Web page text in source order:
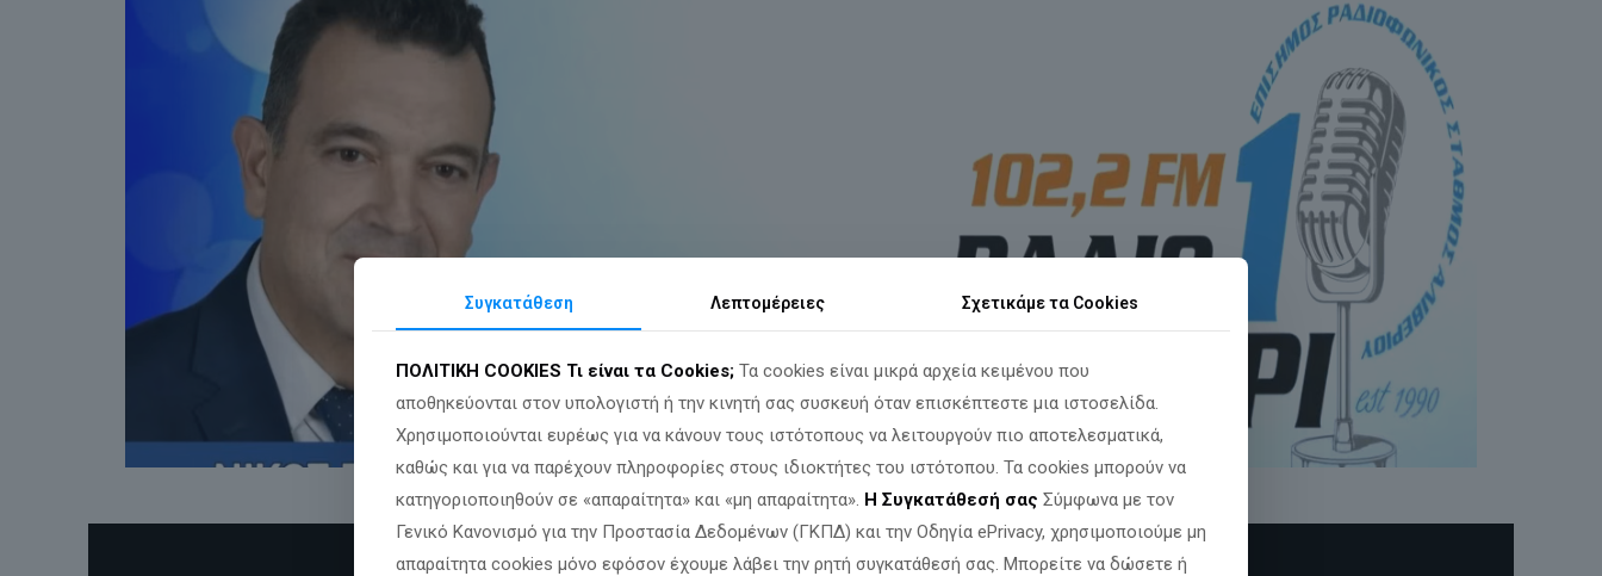
Συγκατάθεση Λεπτομέρειες Σχετικάμε τα Cookies
ΠΟΛΙΤΙΚΗ COOKIES Τι είναι τα Cookies; Τα cookies είναι μικρά αρχεία κειμένου που
αποθηκεύονται στον υπολογιστή ή την κινητή σας συσκευή όταν επισκέπτεστε μια ιστοσελίδα.
Χρησιμοποιούνται ευρέως για να κάνουν τους ιστότοπους να λειτουργούν πιο αποτελεσματικά,
καθώς και για να παρέχουν πληροφορίες στους ιδιοκτήτες του ιστότοπου. Τα cookies μπορούν να
κατηγοριοποιηθούν σε «απαραίτητα» και «μη απαραίτητα». Η Συγκατάθεσή σας Σύμφωνα με τον
Γενικό Κανονισμό για την Προστασία Δεδομένων (ΓΚΠΔ) και την Οδηγία ePrivacy, χρησιμοποιούμε μη
απαραίτητα cookies μόνο εφόσον έχουμε λάβει την ρητή συγκατάθεσή σας. Μπορείτε να δώσετε ή